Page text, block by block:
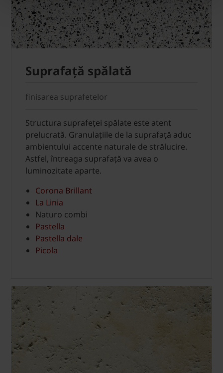
Suprafaţă spălată
finisarea suprafetelor
Structura suprafeţei spălate este atent
prelucrată. Granulaţiile de la suprafaţă aduc
ambientului accente naturale de strălucire.
Astfel, întreaga suprafaţă va avea o
luminozitate aparte.
Corona Brillant
La Linia
Naturo combi
Pastella
Pastella dale
Picola